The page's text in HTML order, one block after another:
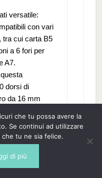
versatile:
con vari
tra cui carta B5
a 6 fori per
A7.
dorsi di
da 16 mm
organizzativi.
14,39 EUR
su Amazon
che tu possa avere la
Se continui ad utilizzare
tu ne sia felice.
di più